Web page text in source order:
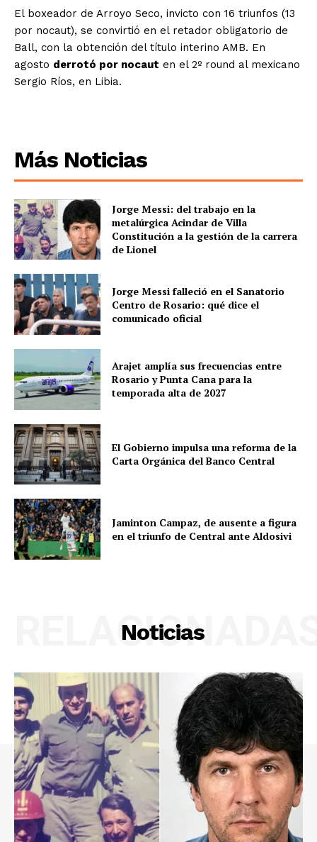
El boxeador de Arroyo Seco, invicto con 16 triunfos (13
por nocaut), se convirtió en el retador obligatorio de
Ball, con la obtención del título interino AMB. En
agosto derrotó por nocaut en el 2º round al mexicano
Sergio Ríos, en Libia.
Más Noticias
Jorge Messi: del trabajo en la
metalúrgica Acindar de Villa
Constitución a la gestión de la carrera
de Lionel
Jorge Messi falleció en el Sanatorio
Centro de Rosario: qué dice el
comunicado oficial
Arajet amplía sus frecuencias entre
Rosario y Punta Cana para la
temporada alta de 2027
El Gobierno impulsa una reforma de la
Carta Orgánica del Banco Central
Jaminton Campaz, de ausente a figura
en el triunfo de Central ante Aldosivi
Noticias